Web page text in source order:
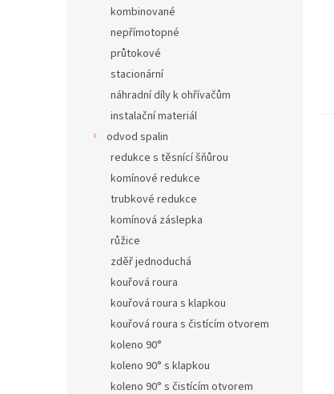
kombinované
nepřímotopné
průtokové
stacionární
náhradní díly k ohřívačům
instalační materiál
odvod spalin
redukce s těsnící šňůrou
komínové redukce
trubkové redukce
komínová záslepka
růžice
zděř jednoduchá
kouřová roura
kouřová roura s klapkou
kouřová roura s čistícím otvorem
koleno 90°
koleno 90° s klapkou
koleno 90° s čistícím otvorem